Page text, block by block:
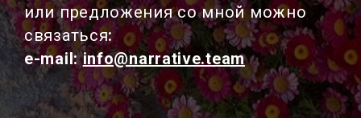
или предложения со мной можно
связаться:
e-mail:info@narrative.team